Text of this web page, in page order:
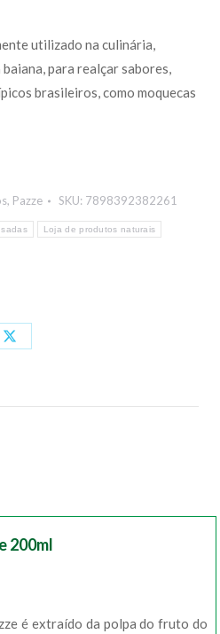
utilizado na culinária,
para realçar sabores,
brasileiros, como moquecas
, Pazze SKU: 7898392382261
Loja de produtos naturais
Compartilhar
200ml
é extraído da polpa do fruto do